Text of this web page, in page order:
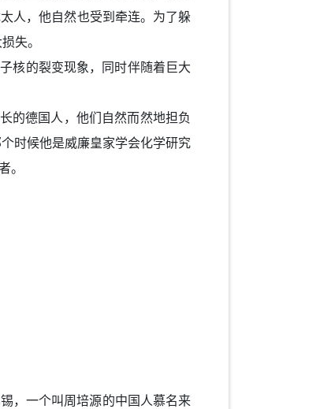
人，他自然也受到牵连。为了躲
失。
的裂变现象，同时伴随着巨大
的德国人，他们自然而然地担负
时候他是威廉皇家学会化学研究
。
，一个叫周培源的中国人慕名来